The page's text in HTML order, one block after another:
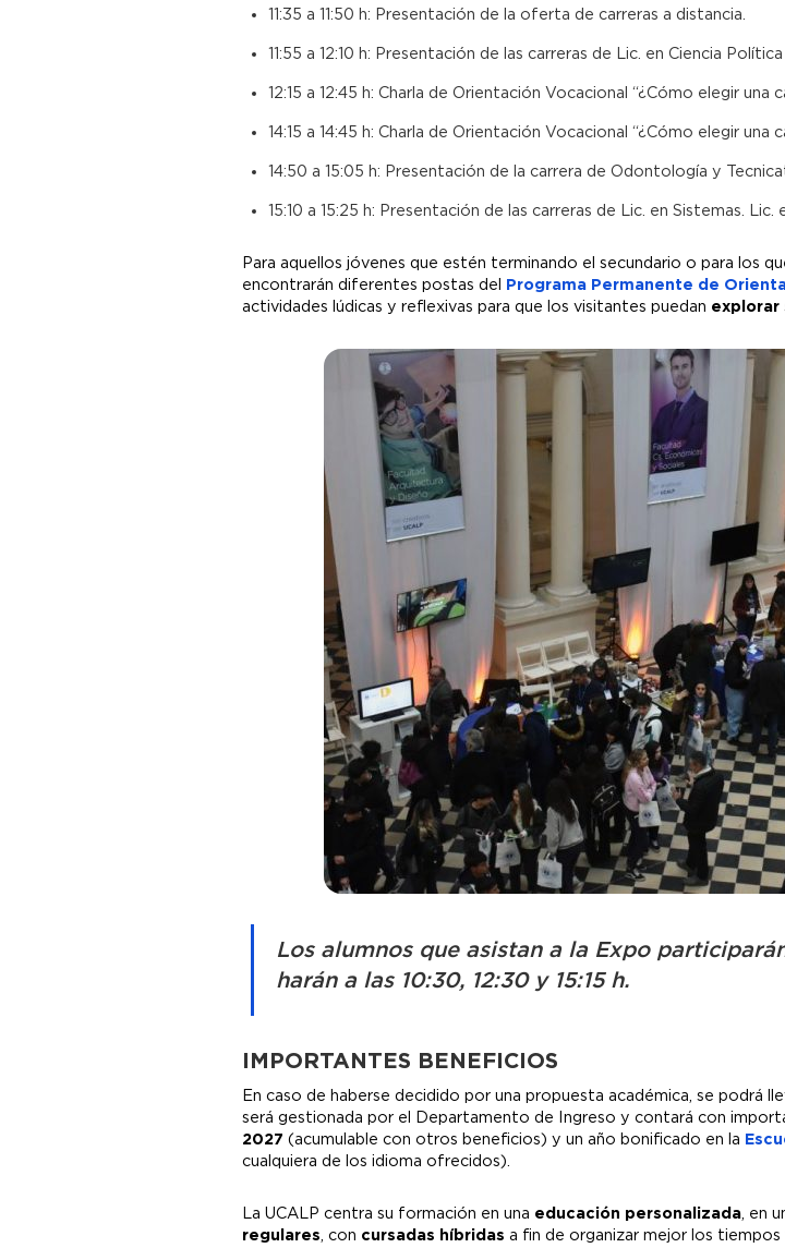
11:35 a 11:50 h: Presentación de la oferta de carreras a distancia.
11:55 a 12:10 h: Presentación de las carreras de Lic. en Ciencia
12:15 a 12:45 h: Charla de Orientación Vocacional “¿Cómo elegir una
14:15 a 14:45 h: Charla de Orientación Vocacional “¿Cómo elegir una
14:50 a 15:05 h: Presentación de la carrera de Odontología y
15:10 a 15:25 h: Presentación de las carreras de Lic. en Sistemas.
Para aquellos jóvenes que estén terminando el secundario o para los
encontrarán diferentes postas del
Programa Permanente de
actividades lúdicas y reflexivas para que los visitantes puedan explorar
Los alumnos que asistan a la Expo
harán a las 10:30, 12:30 y 15:15 h.
IMPORTANTES BENEFICIOS
En caso de haberse decidido por una propuesta académica, se podrá
será gestionada por el Departamento de Ingreso y contará con
2027 (acumulable con otros beneficios) y un año bonificado en la
cualquiera de los idioma ofrecidos).
La UCALP centra su formación en una educación personalizada, en
regulares, con cursadas híbridas a fin de organizar mejor los